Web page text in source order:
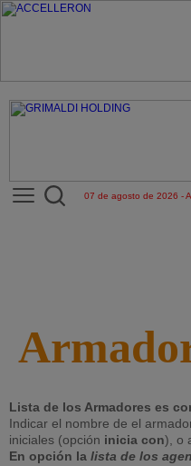
07 de agosto de 2026 -
Lista de los Armadores es
Indicar el nombre de el
iniciales (opción inicia con), o
En opción la lista de los